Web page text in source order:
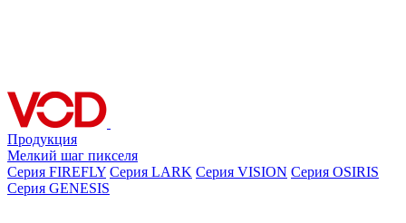
Продукция
Мелкий шаг пикселя
Серия FIREFLY Серия LARK Серия VISION Серия OSIRIS
Серия GENESIS